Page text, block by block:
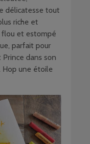
délicatesse tout
riche et
flou et estompé
parfait pour
dans son
Hop une étoile